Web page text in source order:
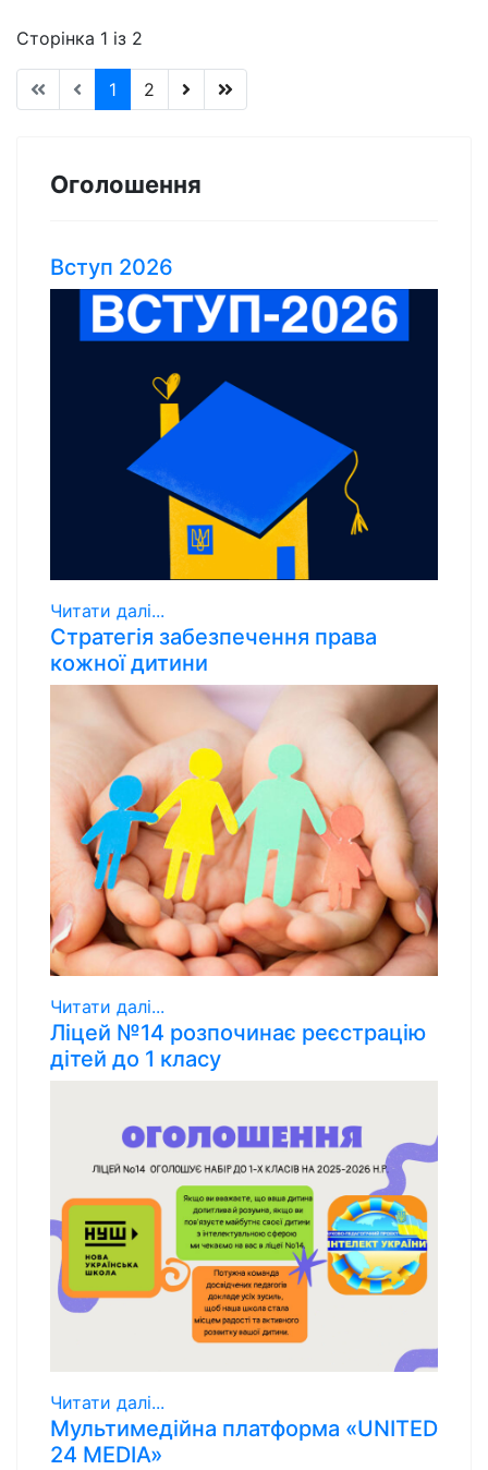
Сторінка 1 із 2
1 2
Оголошення
Вступ 2026
Читати далі...
Стратегія забезпечення права
кожної дитини
Читати далі...
Ліцей №14 розпочинає реєстрацію
дітей до 1 класу
Читати далі...
Мультимедійна платформа «UNITED
24 MEDIA»